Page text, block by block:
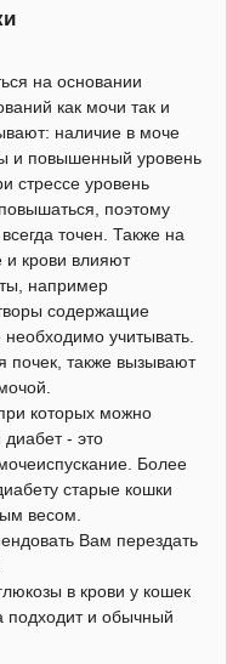
на основании
как мочи так и
наличие в моче
и повышенный уровень
стрессе уровень
поэтому
точен. Также на
и крови влияют
например
содержащие
учитывать.
почек, также вызывают
которых можно
диабет - это
Более
старые кошки
весом.
Вам перездать
в крови у кошек
подходит и обычный